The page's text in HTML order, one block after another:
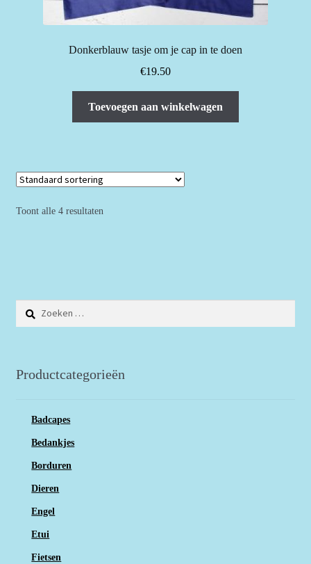
Donkerblauw tasje om je cap in te doen
€19.50
Toevoegen aan winkelwagen
Toont alle 4 resultaten
naar:
Productcategorieën
Badcapes
Bedankjes
Borduren
Dieren
Engel
Etui
Fietsen